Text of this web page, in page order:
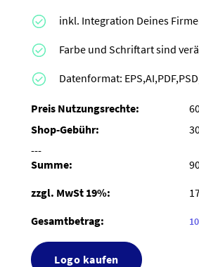
inkl. Integration Deines
Farbe und Schriftart sind
Datenformat:
Preis Nutzungsrechte:
Shop-Gebühr:
---
Summe:
zzgl. MwSt 19%:
Gesamtbetrag:
Logo kaufen